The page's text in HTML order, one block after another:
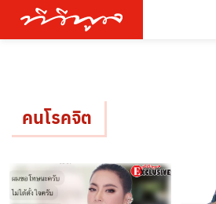
คนโรคจิต